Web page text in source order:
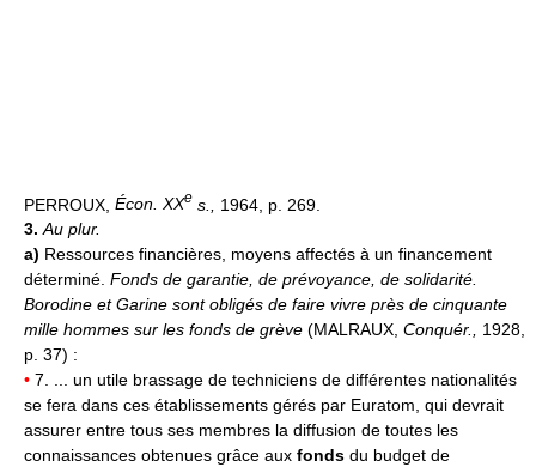
PERROUX, Écon. XXe s., 1964, p. 269.
3.Au plur.
a) Ressources financières, moyens affectés à un financement
déterminé. Fonds de garantie, de prévoyance, de solidarité.
Borodine et Garine sont obligés de faire vivre près de cinquante
mille hommes sur les fonds de grève (MALRAUX, Conquér., 1928,
p. 37) :
• 7. ... un utile brassage de techniciens de différentes nationalités
se fera dans ces établissements gérés par Euratom, qui devrait
assurer entre tous ses membres la diffusion de toutes les
connaissances obtenues grâce aux fonds du budget de